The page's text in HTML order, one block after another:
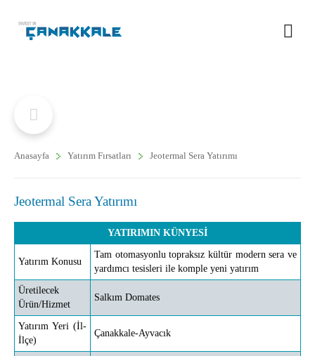
Anasayfa Yatırım Fırsatları Jeotermal Sera Yatırımı
Jeotermal Sera Yatırımı
YATIRIMIN KÜNYESİ
Yatırım Konusu
Tam otomasyonlu topraksız kültür modern sera ve
yardımcı tesisleri ile komple yeni yatırım
Üretilecek
Ürün/Hizmet
Salkım Domates
Yatırım Yeri (İl-
İlçe)
Çanakkale-Ayvacık